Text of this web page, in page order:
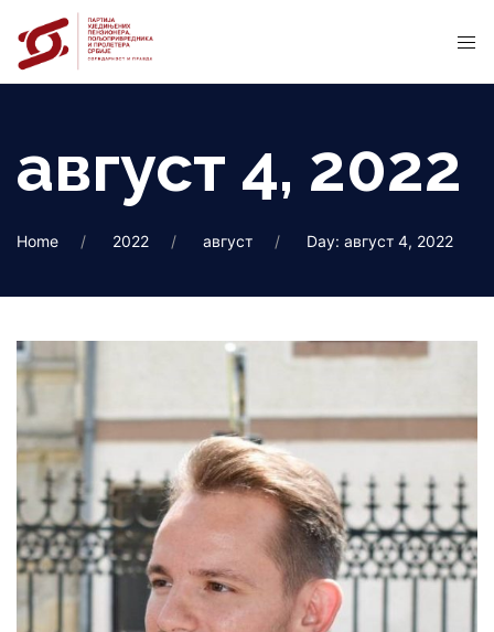
август 4, 2022
Home 2022 август Day: август 4, 2022